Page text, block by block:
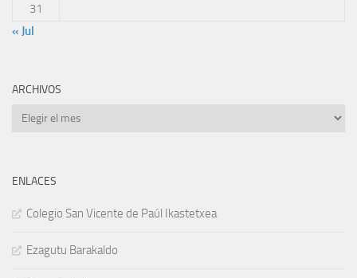
31
« Jul
ARCHIVOS
Archivos
ENLACES
Colegio San Vicente de Paúl Ikastetxea
Ezagutu Barakaldo